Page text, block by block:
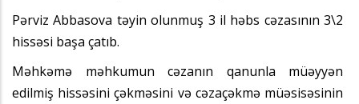
Pərviz Abbasova təyin olunmuş 3 il həbs cəzasının 3\2
hissəsi başa çatıb.
Məhkəmə məhkumun cəzanın qanunla müəyyən
edilmiş hissəsini çəkməsini və cəzaçəkmə müəsisəsinin